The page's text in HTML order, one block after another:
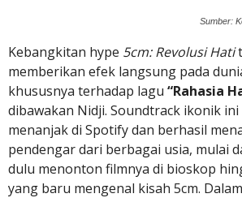
Sumber:
Kebangkitan hype 5cm: Revolusi Hati
memberikan efek langsung pada
khususnya terhadap lagu “Rahasia
dibawakan Nidji. Soundtrack ikonik
menanjak di Spotify dan berhasil
pendengar dari berbagai usia, mulai
dulu menonton filmnya di bioskop
yang baru mengenal kisah 5cm.